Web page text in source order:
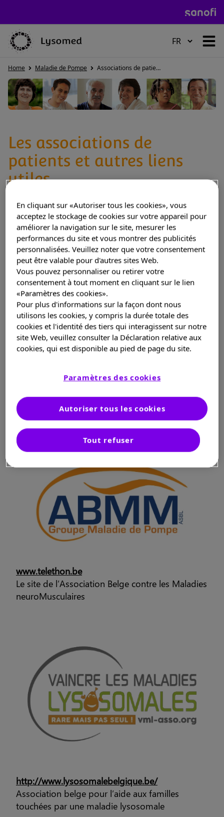
HOME
MALADIE DE POMPE
MALADIE DE GAUCHER
MALADIE DE FABRY
L'ASMD
MPS I
Vous êtes un professionnel de santé
Home Maladie de Pompe Associations de patients
Les associations de
patients et autres liens
utiles
Le site de l’Association Belge des Maladies
www.telethon.be
Le site de l’Association Belge contre les Maladies
neuroMusculaires
http://www.lysosomalebelgique.be/
Association belge pour l’aide aux familles
touchées par une maladie lysosomale
En cliquant sur «Autoriser tous les cookies», vous
acceptez le stockage de cookies sur votre appareil pour
améliorer la navigation sur le site, mesurer les
performances du site et vous montrer des publicités
personnalisées. Veuillez noter que votre consentement
peut être valable pour d'autres sites Web.
Vous pouvez personnaliser ou retirer votre
consentement à tout moment en cliquant sur le lien
«Paramètres des cookies».
Pour plus d'informations sur la façon dont nous
utilisons les cookies, y compris la durée totale des
cookies et l'identité des tiers qui interagissent sur notre
site Web, veuillez consulter la Déclaration relative aux
cookies, qui est disponible au pied de page du site.
Paramètres des cookies
Tout refuser
Autoriser tous les cookies